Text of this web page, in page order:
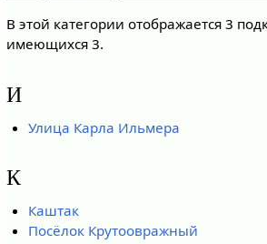
В этой категории отображается 3
имеющихся 3.
И
Улица Карла Ильмера
К
Каштак
Посёлок Крутоовражный